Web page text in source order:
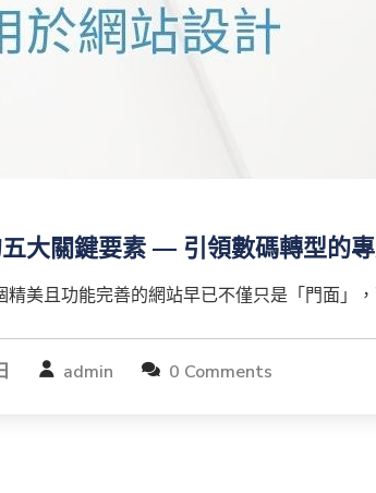
大關鍵要素 — 引領數碼轉型的
精美且功能完善的網站早已不僅只是「門面」
admin 0 Comments